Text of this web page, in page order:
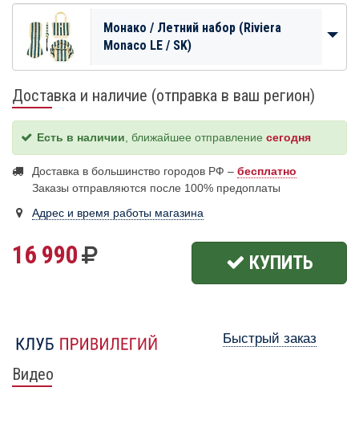
Монако / Летний набор (Riviera
Monaco LE / SK)
Доставка и наличие (отправка в ваш регион)
Есть в наличии , ближайшее отправление сегодня
Доставка в большинство городов РФ – бесплатно
Заказы отправляются после 100% предоплаты
Адрес и время работы магазина
16 990 КУПИТЬ
Быстрый заказ
Видео